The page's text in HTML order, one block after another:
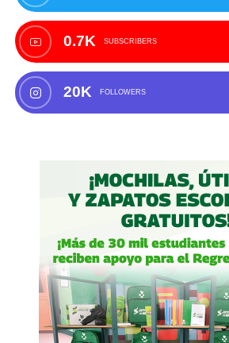
0.7K SUBSCRIBERS
20K FOLLOWERS